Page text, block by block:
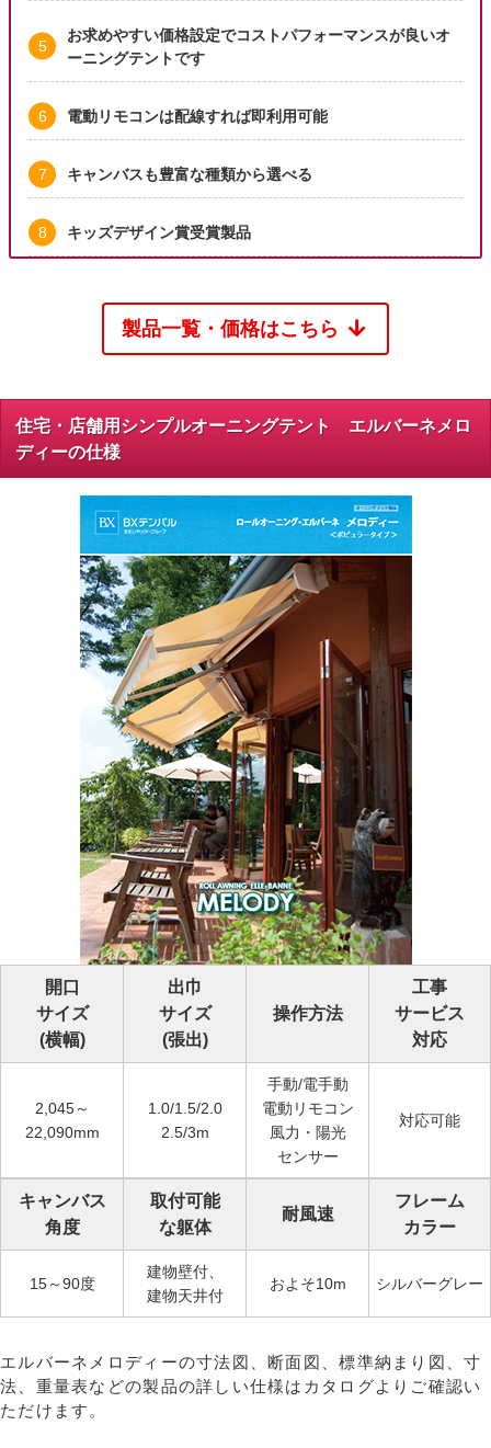
お求めやすい価格設定でコストパフォーマンスが良いオ
ーニングテントです
電動リモコンは配線すれば即利用可能
キャンバスも豊富な種類から選べる
キッズデザイン賞受賞製品
製品一覧・価格はこちら
住宅・店舗用シンプルオーニングテント エルバーネメロ
ディーの仕様
開口
サイズ
(横幅)
出巾
サイズ
(張出)
操作方法
工事
サービス
対応
2,045～
22,090mm
1.0/1.5/2.0
2.5/3m
手動/電手動
電動リモコン
風力・陽光
センサー
対応可能
キャンバス
角度
取付可能
な躯体
耐風速
フレーム
カラー
15～90度
建物壁付、
建物天井付
およそ10m シルバーグレー
エルバーネメロディーの寸法図、断面図、標準納まり図、寸
法、重量表などの製品の詳しい仕様はカタログよりご確認い
ただけます。